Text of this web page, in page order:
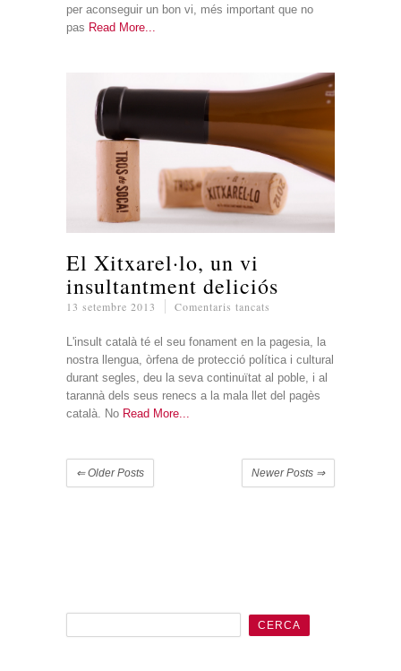
per aconseguir un bon vi, més important que no
pas Read More
El Xitxarel·lo, un vi
insultantment deliciós
13 setembre 2013 Comentaris tancats
Xitxarel·lo,
un
vi
insultantment
L'insult català té el seu fonament en la pagesia, la
nostra llengua, òrfena de protecció política i cultural
durant segles, deu la seva continuïtat al poble, i al
tarannà dels seus renecs a la mala llet del pagès
català. No Read More
⇐Older Posts Newer Posts ⇒